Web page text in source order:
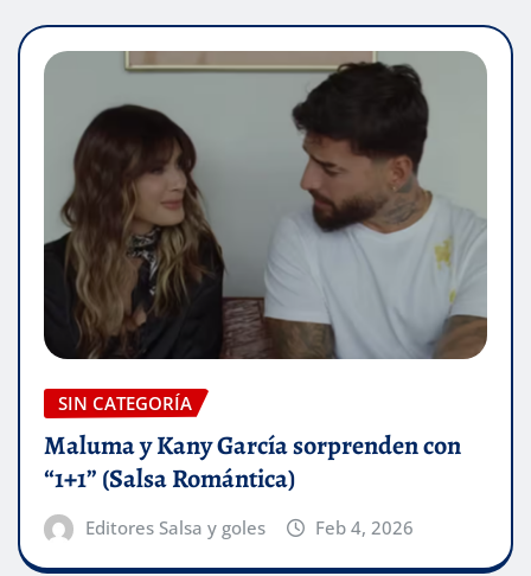
SIN CATEGORÍA
Maluma y Kany García sorprenden con
“1+1” (Salsa Romántica)
Editores Salsa y goles Feb 4, 2026